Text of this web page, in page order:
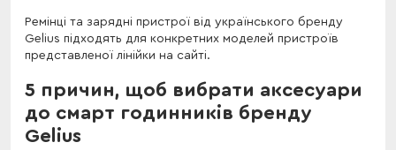
Ремінці та зарядні пристрої від українського бренду
Gelius підходять для конкретних моделей пристроїв
представленої лінійки на сайті.
5 причин, щоб вибрати аксесуари
до смарт годинників бренду
Gelius